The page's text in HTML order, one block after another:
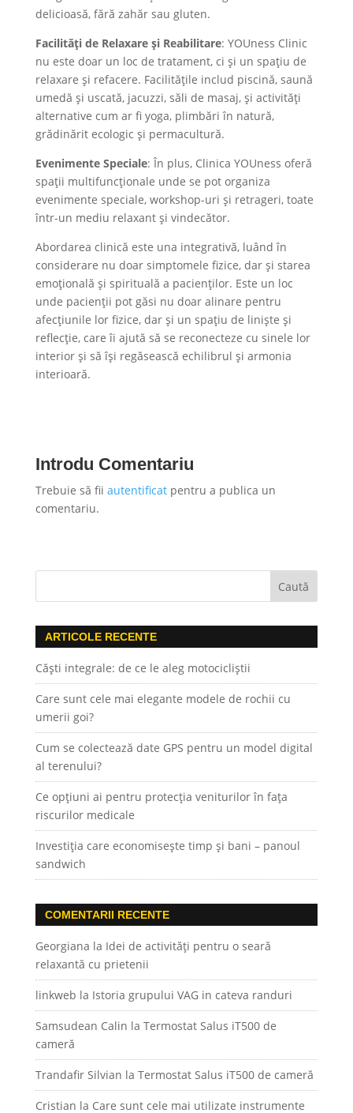
delicioasă, fără zahăr sau gluten​​.
Facilități de Relaxare și Reabilitare: YOUness Clinic
nu este doar un loc de tratament, ci și un spațiu de
relaxare și refacere. Facilitățile includ piscină, saună
umedă și uscată, jacuzzi, săli de masaj, și activități
alternative cum ar fi yoga, plimbări în natură,
grădinărit ecologic și permacultură.
Evenimente Speciale: În plus, Clinica YOUness oferă
spații multifuncționale unde se pot organiza
evenimente speciale, workshop-uri și retrageri, toate
într-un mediu relaxant și vindecător.
Abordarea clinică este una integrativă, luând în
considerare nu doar simptomele fizice, dar și starea
emoțională și spirituală a pacienților. Este un loc
unde pacienții pot găsi nu doar alinare pentru
afecțiunile lor fizice, dar și un spațiu de liniște și
reflecție, care îi ajută să se reconecteze cu sinele lor
interior și să își regăsească echilibrul și armonia
interioară.
Introdu Comentariu
Trebuie să fii autentificatpentru a publica un
comentariu.
ARTICOLE RECENTE
Căști integrale: de ce le aleg motocicliștii
Care sunt cele mai elegante modele de rochii cu
umerii goi?
Cum se colectează date GPS pentru un model digital
al terenului?
Ce opțiuni ai pentru protecția veniturilor în fața
riscurilor medicale
Investiția care economisește timp și bani – panoul
sandwich
COMENTARII RECENTE
Georgiana la Idei de activități pentru o seară
relaxantă cu prietenii
linkweb la Istoria grupului VAG in cateva randuri
Samsudean Calin la Termostat Salus iT500 de
cameră
Trandafir Silvian la Termostat Salus iT500 de cameră
Cristian la Care sunt cele mai utilizate instrumente